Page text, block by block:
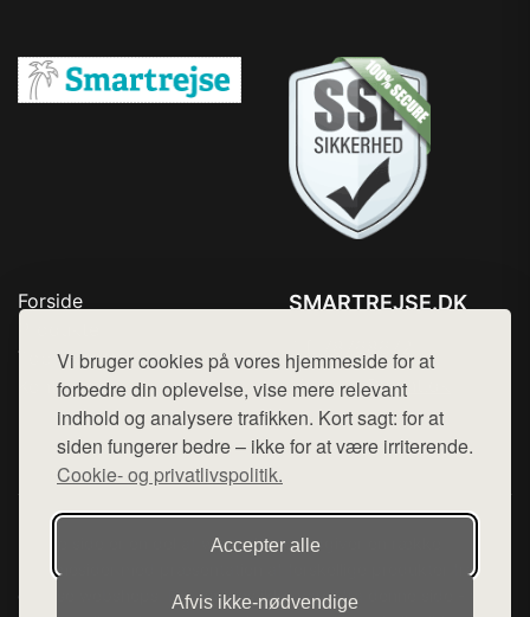
Vi bruger cookies på vores hjemmeside for at
forbedre din oplevelse, vise mere relevant
indhold og analysere trafikken. Kort sagt: for at
siden fungerer bedre – ikke for at være irriterende.
Cookie- og privatlivspolitik.
Accepter alle
Afvis ikke‑nødvendige
Forside
Top Rabatter
Kontakt
SMARTREJSE.DK
Mail: hej@want.dk
Cookie- og privatlivspolitik
Denne side er en del af want.dk, der udgiver en række
hjemmesider med præsentation af forskellige produkter fra
diverse webshops. Der sælges ikke varer fra denne side - vi